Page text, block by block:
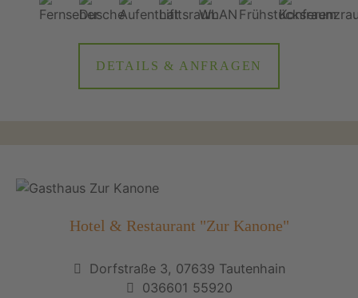
DETAILS & ANFRAGEN
Hotel & Restaurant "Zur Kanone"
Dorfstraße 3, 07639 Tautenhain
036601 55920